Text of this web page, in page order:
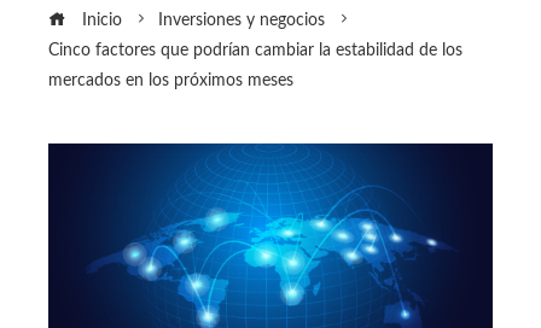
Inicio
Inversiones y negocios
Cinco factores que podrían cambiar la estabilidad de los
mercados en los próximos meses